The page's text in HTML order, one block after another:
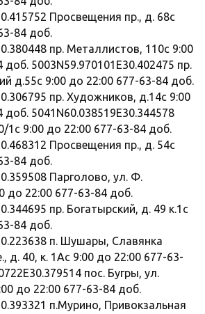
Просвещения пр., д. 68с
84 доб.
пр. Металлистов, 110с 9:00
5003N59.970101E30.402475 пр.
д.55с 9:00 до 22:00 677-63-84 доб.
пр. Художников, д.14с 9:00
5041N60.038519E30.344578
1с 9:00 до 22:00 677-63-84 доб.
Просвещения пр., д. 54с
84 доб.
Парголово, ул. Ф.
до 22:00 677-63-84 доб.
пр. Богатырский, д. 49 к.1с
84 доб.
п. Шушары, Славянка
д. 40, к. 1Ас 9:00 до 22:00 677-63-
пос. Бугры, ул.
до 22:00 677-63-84 доб.
п.Мурино, Привокзальная